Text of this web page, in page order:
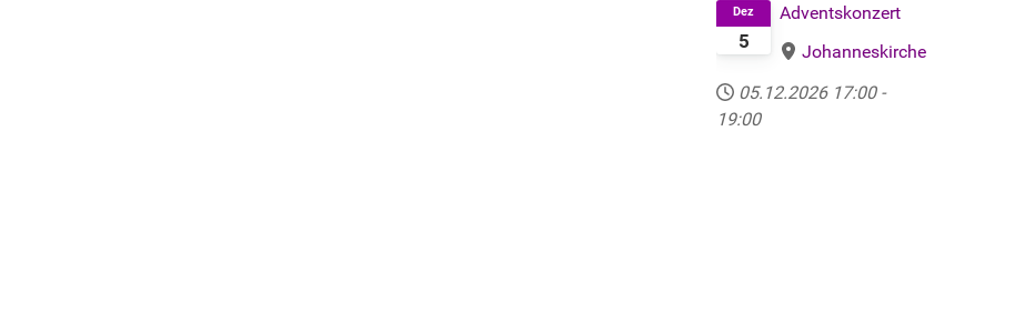
5
Dez
Adventskonzert
Johanneskirche
05.12.2026 17:00 -
19:00